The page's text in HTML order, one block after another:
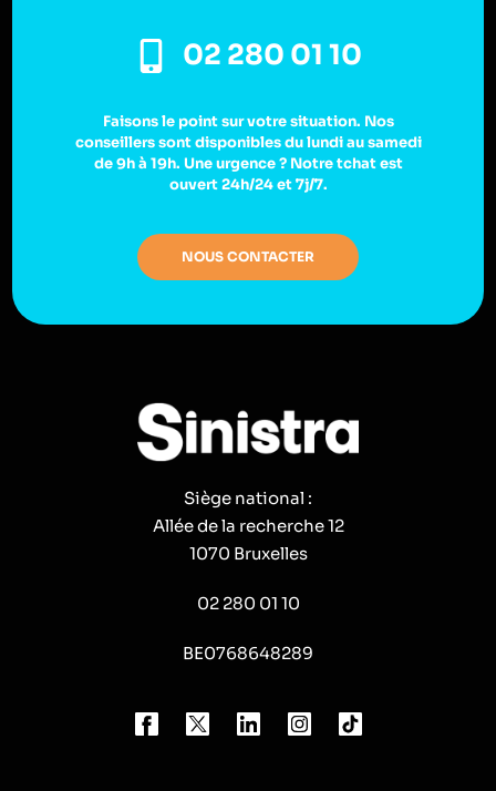
02 280 01 10
Faisons le point sur votre situation. Nos
conseillers sont disponibles du lundi au samedi
de 9h à 19h. Une urgence ? Notre tchat est
ouvert 24h/24 et 7j/7.
NOUS CONTACTER
Siège national :
Allée de la recherche 12
1070 Bruxelles
02 280 01 10
BE0768648289